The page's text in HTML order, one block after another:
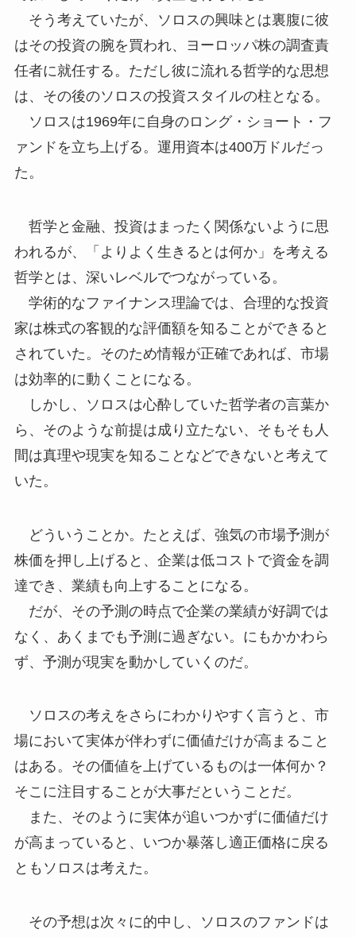
そう考えていたが、ソロスの興味とは裏腹に彼
はその投資の腕を買われ、ヨーロッパ株の調査責
任者に就任する。ただし彼に流れる哲学的な思想
は、その後のソロスの投資スタイルの柱となる。
ソロスは1969年に自身のロング・ショート・フ
ァンドを立ち上げる。運用資本は400万ドルだっ
た。
哲学と金融、投資はまったく関係ないように思
われるが、「よりよく生きるとは何か」を考える
哲学とは、深いレベルでつながっている。
学術的なファイナンス理論では、合理的な投資
家は株式の客観的な評価額を知ることができると
されていた。そのため情報が正確であれば、市場
は効率的に動くことになる。
しかし、ソロスは心酔していた哲学者の言葉か
ら、そのような前提は成り立たない、そもそも人
間は真理や現実を知ることなどできないと考えて
いた。
どういうことか。たとえば、強気の市場予測が
株価を押し上げると、企業は低コストで資金を調
達でき、業績も向上することになる。
だが、その予測の時点で企業の業績が好調では
なく、あくまでも予測に過ぎない。にもかかわら
ず、予測が現実を動かしていくのだ。
ソロスの考えをさらにわかりやすく言うと、市
場において実体が伴わずに価値だけが高まること
はある。その価値を上げているものは一体何か？
そこに注目することが大事だということだ。
また、そのように実体が追いつかずに価値だけ
が高まっていると、いつか暴落し適正価格に戻る
ともソロスは考えた。
その予想は次々に的中し、ソロスのファンドは